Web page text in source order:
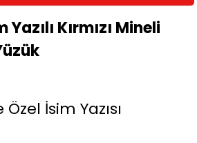
Kırmızı Mineli
İsim Yazısı